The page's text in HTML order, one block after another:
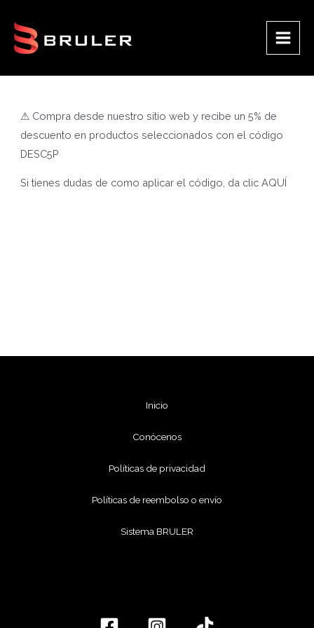
contenido
Main
⚠ Compra desde nuestro sitio web y recibe un 5% de
descuento en productos seleccionados con el código
DESC5P
Si tienes dudas de como aplicar el código, da clicAQUÍ
Inicio
Conócenos
Políticas de privacidad
Políticas de reembolso o envío
Sistema BRULER